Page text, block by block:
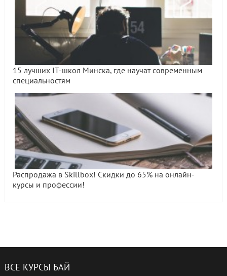
15 лучших IT-школ Минска, где научат современным
специальностям
Распродажа в Skillbox! Скидки до 65% на онлайн-
курсы и профессии!
ВСЕ КУРСЫ БАЙ